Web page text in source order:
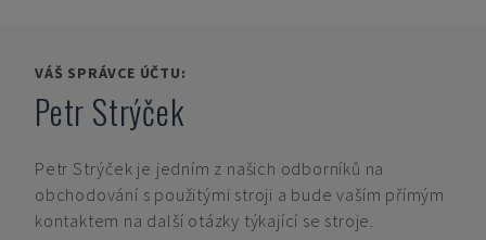
VÁŠ SPRÁVCE ÚČTU:
Petr Strýček
Petr Strýček je jedním z našich odborníků na
obchodování s použitými stroji a bude vaším přímým
kontaktem na další otázky týkající se stroje.